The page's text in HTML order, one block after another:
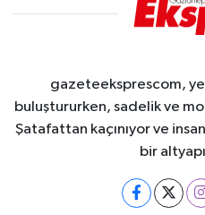
gazeteeksprescom,
buluştururken, sadelik ve
Şatafattan kaçınıyor ve
bir